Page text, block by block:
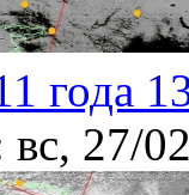
года
вс, 27/